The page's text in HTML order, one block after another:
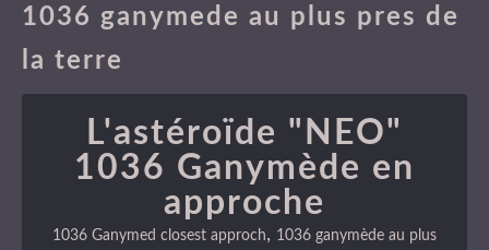
1036 ganymede au plus pres de
la terre
L'astéroïde "NEO"
1036 Ganymède en
approche
1036 Ganymed closest approch, 1036 ganymède au plus